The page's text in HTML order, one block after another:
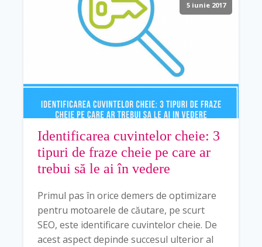
5 iunie 2017
Identificarea cuvintelor cheie: 3
tipuri de fraze cheie pe care ar
trebui să le ai în vedere
Primul pas în orice demers de optimizare
pentru motoarele de căutare, pe scurt
SEO, este identificare cuvintelor cheie. De
acest aspect depinde succesul ulterior al